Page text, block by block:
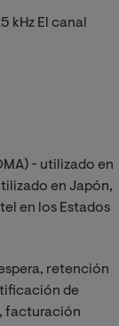
kHz El canal
- utilizado en
en Japón,
en los Estados
retención
de
facturación